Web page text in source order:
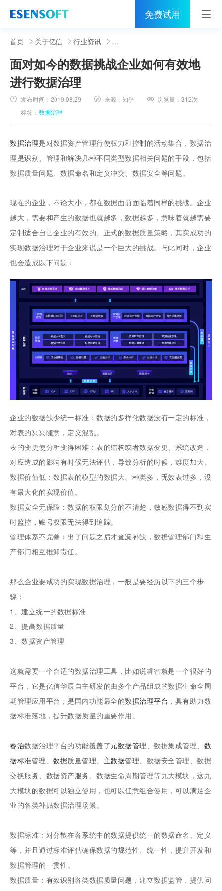
免费试用
首页
睿治
解决方案
伙伴
社区
关于亿信
400-0011-866
首页 关于亿信 行业资讯
面对如今的数据挑战企业如何有效地
进行数据治理
发布时间：2019.08.29 来源：知乎 浏览量：312次
标签：数据治理
数据治理是对数据资产管理行使权力和控制的活动集合，数据治
理是识别、管理和解决几种不同类型数据相关问题的手段，包括
数据质量问题、数据命名和定义冲突、数据安全等问题。
现在的企业，不论大小，都在数据面前面临着同样的挑战。企业
越大，需要和产生的数据也就越多，数据越多，意味着就越需要
定制适合自己企业的有效的、正式的数据质量策略，其实成功的
实现数据治理对于企业来说是一个巨大的挑战。与此同时，企业
也会造成以下问题：
企业的数据缺少统一标准：数据的多样化数据没有一定的标准，
对表的冥冥随意，定义混乱。
表的变更使分析变得困难：表的结构或者数据变更、系统改造，
对应造成的影响有时候无法评估，导致分析的时候，难度加大。
数据价值低：数据表的模型的数据大、种类多，无效表过多，没
有最大化的实现价值。
数据安全无保障：数据的权限划分的不清楚，敏感数据得不到实
时监控，账号权限无法得到追踪。
管理体系不完善：出了问题之后才查漏补缺，数据管理部门和生
产部门相互推卸责任。
那么企业要成功的实现数据治理，一般是要经历以下的三个步
骤：
1、建立统一的数据标准
2、提高数据质量
3、数据资产管理
这就需要一个合适的数据治理工具，比如说睿智就是一个很好的
平台，它是亿信华辰自主研发的由多个产品组成的数据生命全周
期管理应用平台，是国内功能最全的数据治理平台 ，具有助力数
据标准落地，提升数据质量的重要作用。
睿治数据治理平台的功能覆盖了元数据管理、数据集成管理、 数
据标准管理、数据质量管理、 主数据管理、数据安全管理、数据
交换服务、数据资产服务、数据生命周期管理等九大模块，这九
大模块的数据可以独立使用，也可以任意组合使用，可以满足企
业的各类补贴数据治理场景。
数据标准：对分散在各系统中的数据提供统一的数据命名、定义
等，并且通过标准评估确保数据的规范性、统一性，提升开发和
数据管理的一贯性。
数据质量：有效识别各类数据质量问题，建立数据监管，提供问